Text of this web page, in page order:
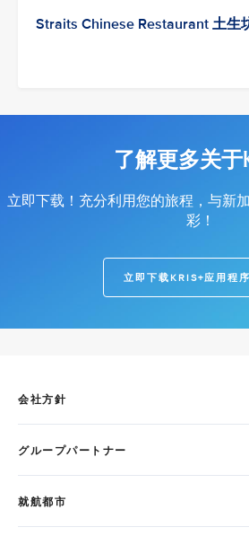
Straits Chinese Restaurant 土生
了解更多关于
立即下载！充分利用您的旅程，与新
彩！
立即下载KRIS+应用程序